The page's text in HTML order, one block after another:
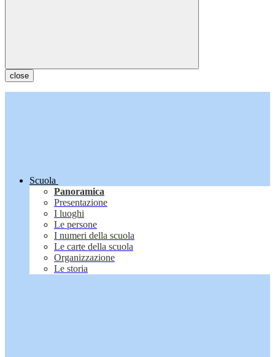
close
Scuola
Panoramica
Presentazione
I luoghi
Le persone
I numeri della scuola
Le carte della scuola
Organizzazione
Le storia